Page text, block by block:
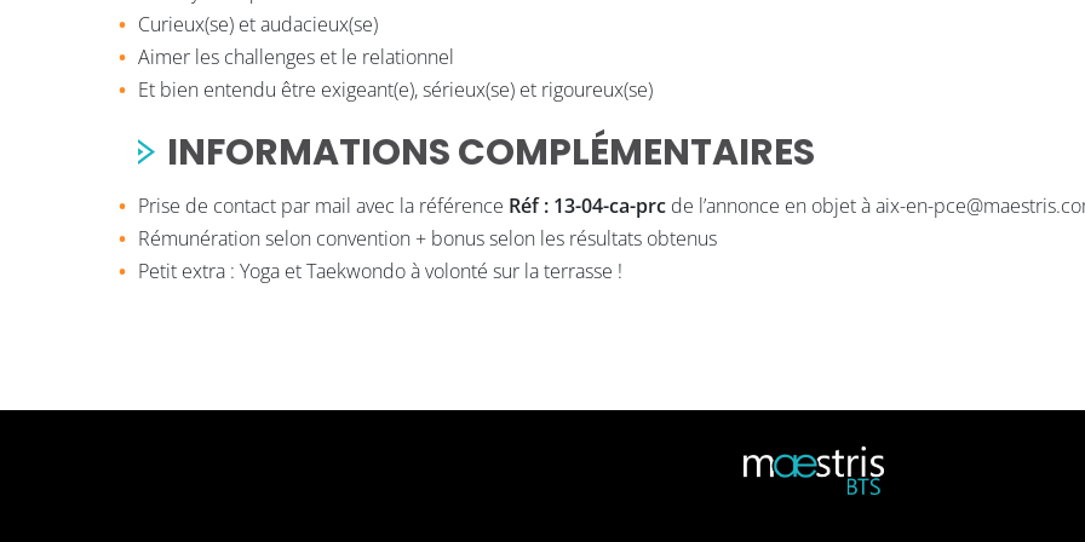
Curieux(se) et audacieux(se)
Aimer les challenges et le relationnel
Et bien entendu être exigeant(e), sérieux(se) et rigoureux(se)
INFORMATIONS COMPLÉMENTAIRES
Prise de contact par mail avec la référence Réf : 13-04-ca-prc de l’annonce en objet à aix-en-
Rémunération selon convention + bonus selon les résultats obtenus
Petit extra : Yoga et Taekwondo à volonté sur la terrasse !